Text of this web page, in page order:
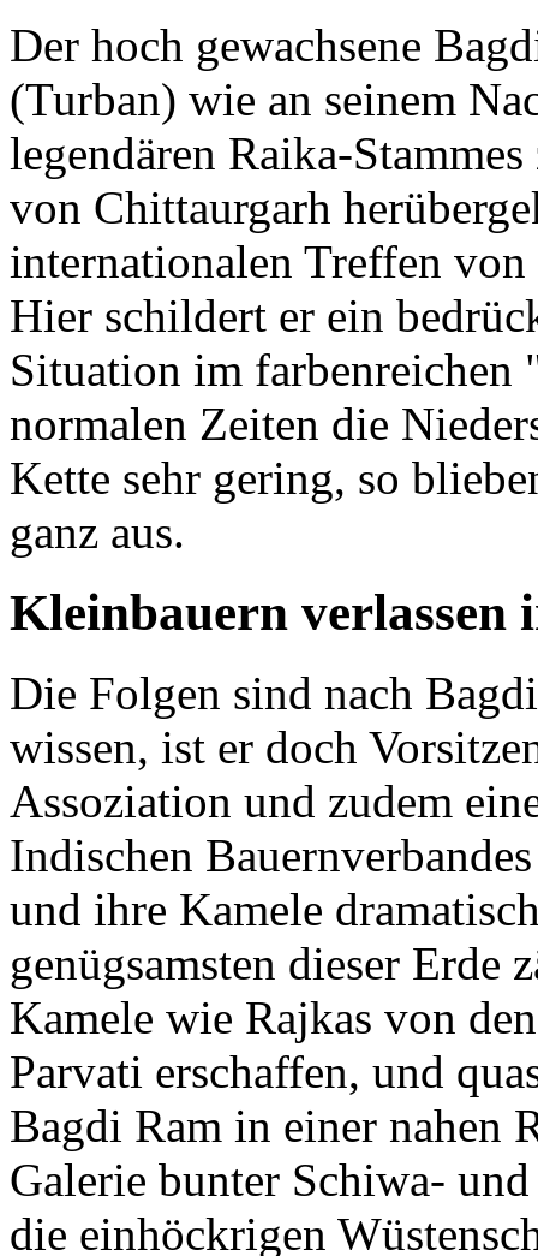
Der hoch gewachsene
(Turban) wie an seinem
legendären Raika-
von Chittaurgarh
internationalen Treffen
Hier schildert er ein
Situation im farbenreichen
normalen Zeiten die
Kette sehr gering, so
ganz aus.
Kleinbauern verlassen
Die Folgen sind nach
wissen, ist er doch
Assoziation und zudem
Indischen
und ihre Kamele
genügsamsten dieser Erde
Kamele wie Rajkas von
Parvati erschaffen, und
Bagdi Ram in einer nahen
Galerie bunter Schiwa-
die einhöckrigen